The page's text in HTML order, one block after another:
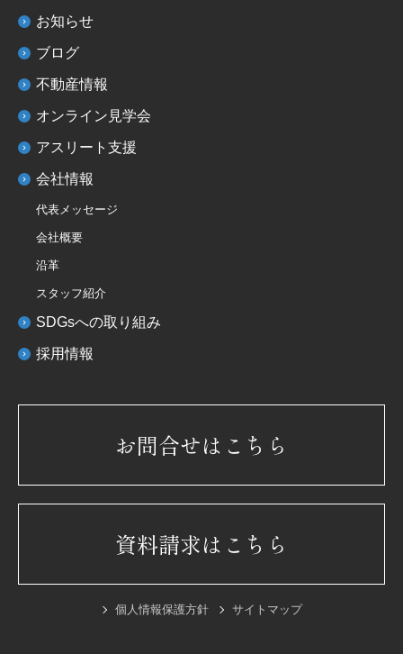
お知らせ
ブログ
不動産情報
オンライン見学会
アスリート支援
会社情報
代表メッセージ
会社概要
沿革
スタッフ紹介
SDGsへの取り組み
採用情報
お問合せはこちら
資料請求はこちら
個人情報保護方針 サイトマップ